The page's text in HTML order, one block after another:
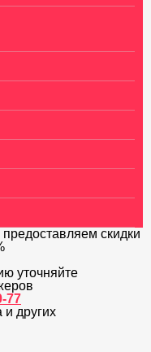
(ДЛЯ ПОЛА),
предоставляем скидки
уточняйте
77
и других